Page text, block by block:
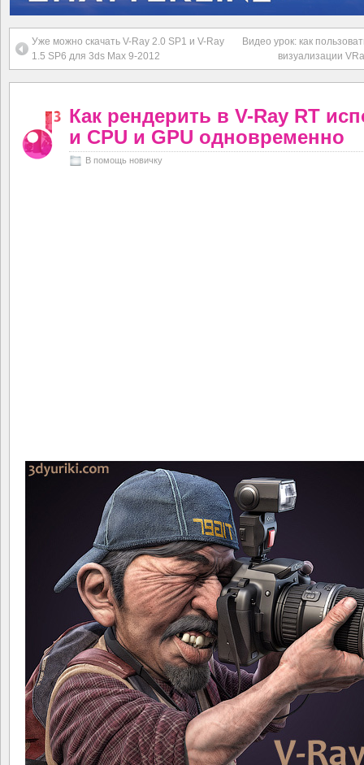
Уже можно скачать V-Ray 2.0 SP1 и V-Ray
1.5 SP6 для 3ds Max 9-2012
Видео урок: как
визуализации
Как рендерить в V-Ray RT
и CPU и GPU одновременно
В помощь новичку